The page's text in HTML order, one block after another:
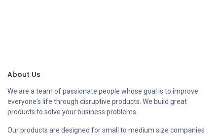
About Us
We are a team of passionate people whose goal is to improve
everyone's life through disruptive products. We build great
products to solve your business problems.
Our products are designed for small to medium size companies